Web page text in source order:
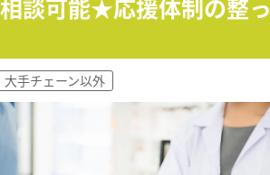
相談可能★応援体制の整っ
大手チェーン以外